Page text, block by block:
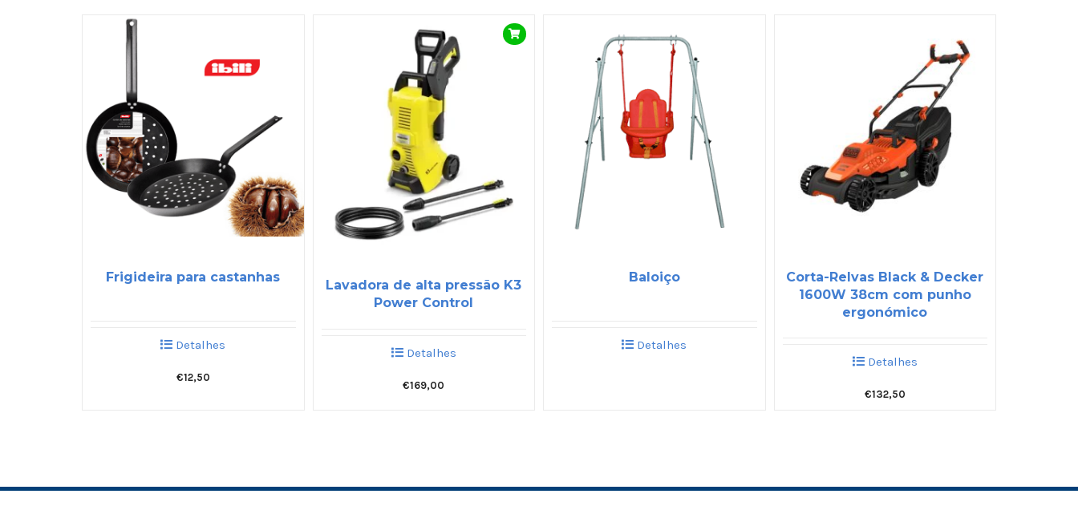
Frigideira para castanhas
Detalhes
€12,50
Lavadora de alta pressão K3
Power Control
Detalhes
€169,00
Baloiço
Detalhes
Corta-Relvas Black & Decker
1600W 38cm com punho
ergonómico
Detalhes
€132,50